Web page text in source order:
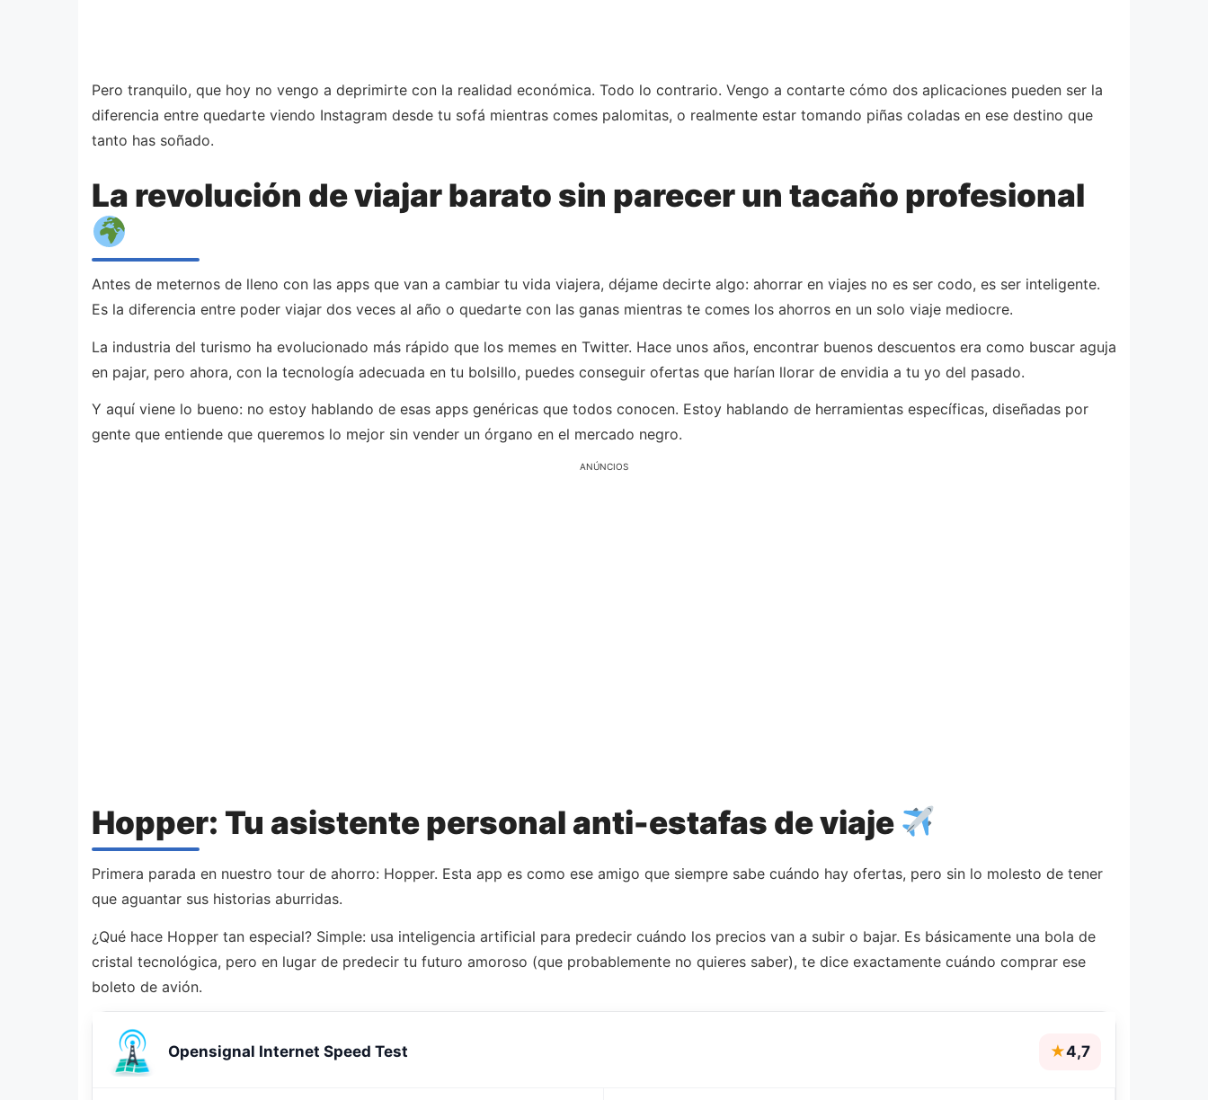
Pero tranquilo, que hoy no vengo a deprimirte con la realidad económica. Todo lo contrario. Vengo a contarte cómo dos aplicaciones pueden ser la
diferencia entre quedarte viendo Instagram desde tu sofá mientras comes palomitas, o realmente estar tomando piñas coladas en ese destino que
tanto has soñado.
La revolución de viajar barato sin parecer un tacaño profesional
Antes de meternos de lleno con las apps que van a cambiar tu vida viajera, déjame decirte algo: ahorrar en viajes no es ser codo, es ser inteligente.
Es la diferencia entre poder viajar dos veces al año o quedarte con las ganas mientras te comes los ahorros en un solo viaje mediocre.
La industria del turismo ha evolucionado más rápido que los memes en Twitter. Hace unos años, encontrar buenos descuentos era como buscar aguja
en pajar, pero ahora, con la tecnología adecuada en tu bolsillo, puedes conseguir ofertas que harían llorar de envidia a tu yo del pasado.
Y aquí viene lo bueno: no estoy hablando de esas apps genéricas que todos conocen. Estoy hablando de herramientas específicas, diseñadas por
gente que entiende que queremos lo mejor sin vender un órgano en el mercado negro.
ANÚNCIOS
Hopper: Tu asistente personal anti-estafas de viaje
Primera parada en nuestro tour de ahorro: Hopper. Esta app es como ese amigo que siempre sabe cuándo hay ofertas, pero sin lo molesto de tener
que aguantar sus historias aburridas.
¿Qué hace Hopper tan especial? Simple: usa inteligencia artificial para predecir cuándo los precios van a subir o bajar. Es básicamente una bola de
cristal tecnológica, pero en lugar de predecir tu futuro amoroso (que probablemente no quieres saber), te dice exactamente cuándo comprar ese
boleto de avión.
Opensignal Internet Speed Test ★4,7